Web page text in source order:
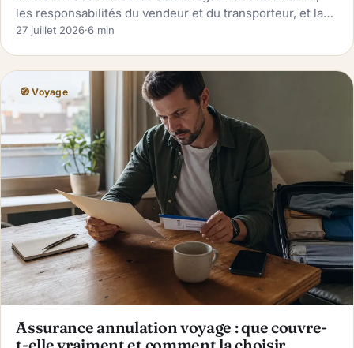
les responsabilités du vendeur et du transporteur, et la
marche à suivre pour être remboursé.
27 juillet 2026·6 min
🧭 Voyage
Assurance annulation voyage : que couvre-